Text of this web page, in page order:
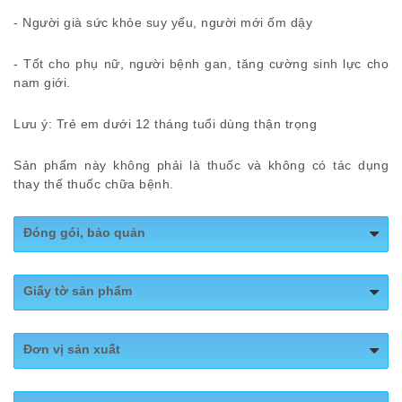
- Người già sức khỏe suy yếu, người mới ốm dậy
- Tốt cho phụ nữ, người bệnh gan, tăng cường sinh lực cho
nam giới.
Lưu ý: Trẻ em dưới 12 tháng tuổi dùng thận trọng
Sản phẩm này không phải là thuốc và không có tác dụng
thay thế thuốc chữa bệnh.
Đóng gói, bảo quản
Khối lượng tịnh: 120 gr
Bảo quản: bảo quản nơi mát mẻ, khô ráo, tránh ánh
nắng trực tiếp.
Cảnh báo: Không dùng sản phẩm khi quá hạn sử dụng,
có dấu hiệu mốc hoặc có mùi lạ
Giấy tờ sản phẩm
Đơn vị sản xuất
Tên đơn vị : CÔNG TY CP ĐÔNG NAM DƯỢC GIA LAI